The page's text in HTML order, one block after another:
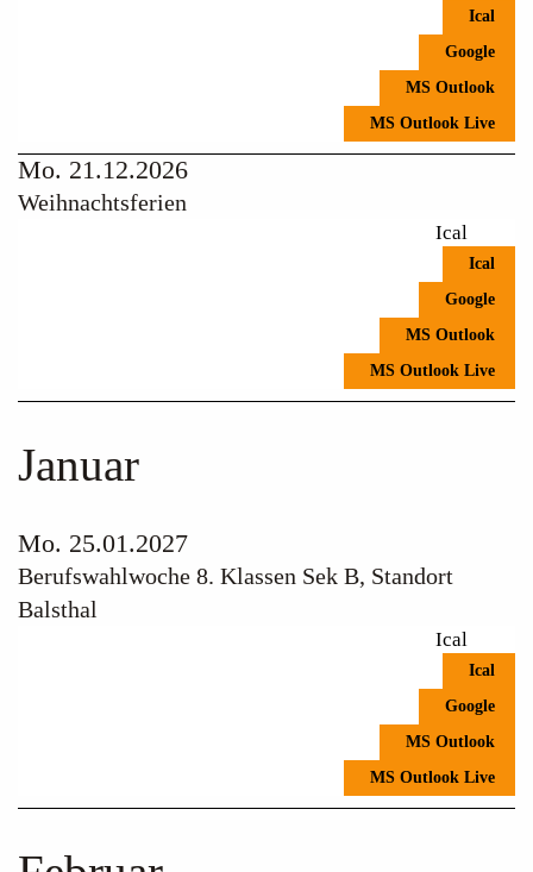
Ical
Google
MS Outlook
MS Outlook Live
Mo. 21.12.2026
Weihnachtsferien
Ical
Ical
Google
MS Outlook
MS Outlook Live
Januar
Mo. 25.01.2027
Berufswahlwoche 8. Klassen Sek B, Standort
Balsthal
Ical
Ical
Google
MS Outlook
MS Outlook Live